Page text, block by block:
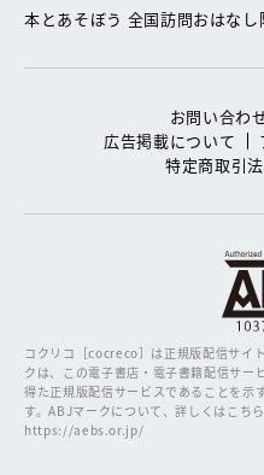
本とあそぼう 全国訪問おはなし
お問い合わ
広告掲載について
特定商取引
コクリコ［cocreco］は正規版配信サイ
クは、この電子書店・電子書籍配信サー
得た正規版配信サービスであることを
す。ABJマークについて、詳しくはこち
https://aebs.or.jp/